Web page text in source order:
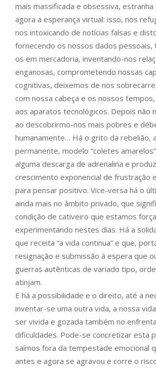
mais massificada e obsessiva,
agora a esperança virtual: isso, nos
nos intoxicando de notícias falsas e
fornecendo os nossos dados pessoais,
os em mercadoria, inventando-nos
enganosas, comprometendo nossas
cognitivas, deixemos de nos
com nossa cabeça e os nossos
aos aparatos tecnológicos. Depois não
ao descobrirmo-nos mais pobres e
humanamente… Há o grito da rebelião,
permanente, modelo “coletes
alguma descarga de adrenalina e
crescimento exponencial de frustração
para pensar positivo. Vice-versa há o
ainda mais no âmbito privado, que
condição de cativeiro que estamos
experimentando nestes dias. Há a
que receita “a vida continua” e que,
resignação e submissão à espera que
guerras autênticas de variado tipo,
atinjam.
E há a possibilidade e o direito, até a
inventar-se uma outra vida, a nossa
ser vivida e gozada também no
dificuldades. Pode-se concretizar esta
saímos fora da tempestade emocional
antes e agora se agravou e corre o